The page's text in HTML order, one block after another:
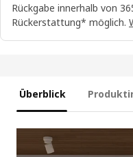
Rückgabe innerhalb von
Rückerstattung* möglich.
Überblick